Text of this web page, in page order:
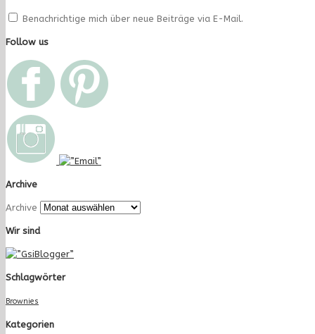
Benachrichtige mich über neue Beiträge via E-Mail.
Follow us
Archive
Archive
Wir sind
Schlagwörter
Brownies
Kategorien